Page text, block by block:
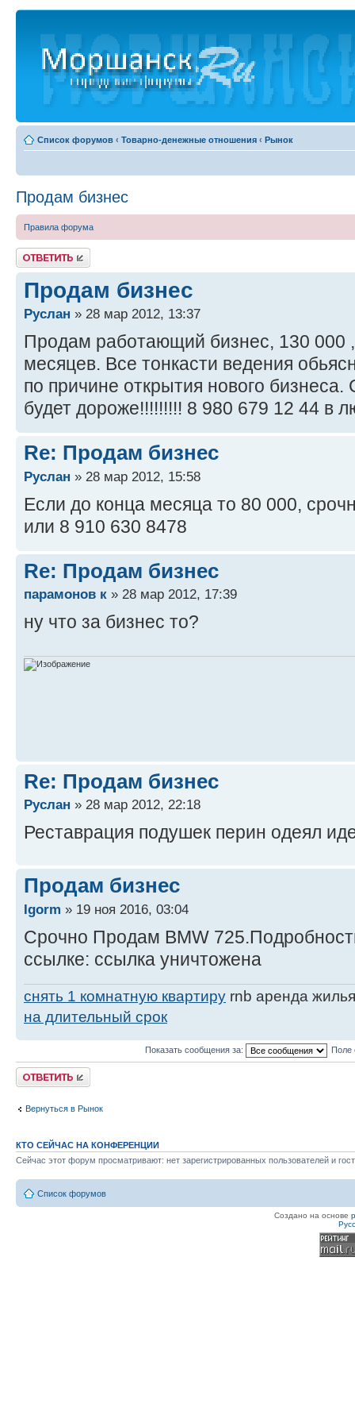
Список форумов ‹ Товарно-денежные отношения ‹ Рынок
Продам бизнес
Правила форума
Ответить
Продам бизнес
Руслан » 28 мар 2012, 13:37
Продам работающий бизнес, 130 000
месяцев. Все тонкасти ведения
по причине открытия нового
будет дороже!!!!!!!!! 8 980 679 12 44 в
Re: Продам бизнес
Руслан » 28 мар 2012, 15:58
Если до конца месяца то 80 000,
или 8 910 630 8478
Re: Продам бизнес
парамонов к » 28 мар 2012, 17:39
ну что за бизнес то?
Re: Продам бизнес
Руслан » 28 мар 2012, 22:18
Реставрация подушек перин одеял
Продам бизнес
Igorm » 19 ноя 2016, 03:04
Срочно Продам BMW
ссылке: ссылка уничтожена
снять 1 комнатную квартиру rnb аренда
на длительный срок
Показать сообщения за: Поле
Ответить
Вернуться в Рынок
КТО СЕЙЧАС НА КОНФЕРЕНЦИИ
Сейчас этот форум просматривают: нет зарегистрированных пользователей и
Список форумов
Создано на основе